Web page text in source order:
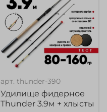
арт.thunder-390
Удилище фидерное
Thunder 3.9м + хлысты